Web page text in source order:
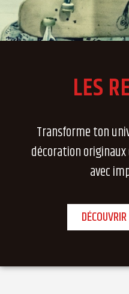
LES
Transforme ton
décoration
avec